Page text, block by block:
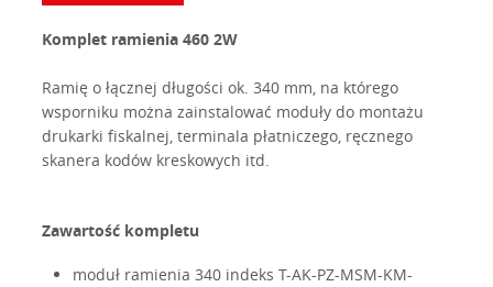
Komplet ramienia 460 2W
Ramię o łącznej długości ok. 340 mm, na którego
wsporniku można zainstalować moduły do montażu
drukarki fiskalnej, terminala płatniczego, ręcznego
skanera kodów kreskowych itd.
Zawartość kompletu
moduł ramienia 340 indeks T-AK-PZ-MSM-KM-